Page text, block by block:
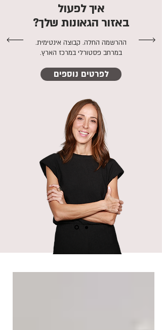
איך לפעול
באזור הגאונות שלך?
ההרשמה החלה. קבוצה אינטימית.
במרחב פסטורלי במרכז הארץ.
לפרטים נוספים